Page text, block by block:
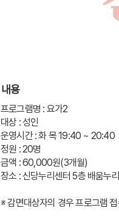
내용
프로그램명 : 요가2
대상 : 성인
운영시간 : 화 목 19:40 ~ 20:40
정원 : 20명
금액 : 60,000원(3개월)
장소 : 신당누리센터 5층 배움누
※ 감면대상자의 경우 프로그램